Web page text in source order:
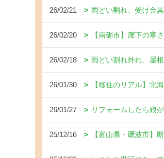
26/02/21 雨どい割れ、受け金
26/02/20 【南砺市】廊下の寒
26/02/18 雨どい割れ外れ、屋
26/01/30 【移住のリアル】北
26/01/27 リフォームしたら娘
25/12/16 【富山県・礪波市】